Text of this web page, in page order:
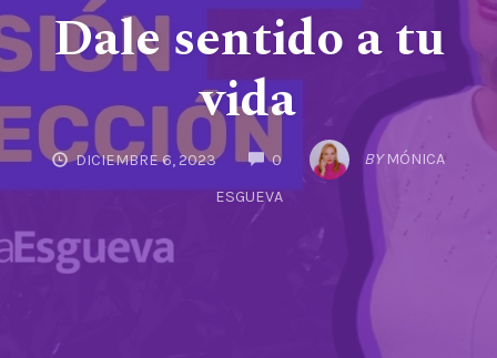
Dale sentido a tu
vida
DICIEMBRE 6, 2023 0 COMMENTSBY MÓNICA
ESGUEVA